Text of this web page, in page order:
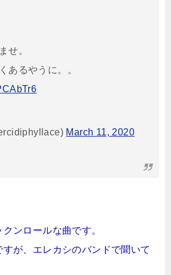
せ。
あるやうに。。
March 11, 2020
ンロールな曲です。
が、エレカシのバンドで聞いて